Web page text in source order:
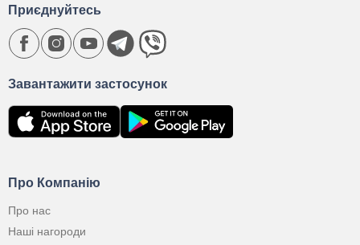
Про Компанію
Про нас
Наші нагороди
Завантажити застосунок
Приєднуйтесь